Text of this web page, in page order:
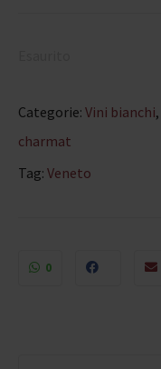
Categorie: Vini bianchi,
charmat
Tag: Veneto
0